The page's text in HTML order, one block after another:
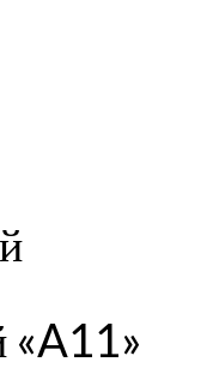
«A11»